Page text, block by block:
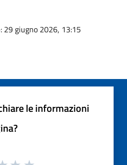
: 29 giugno 2026, 13:15
le informazioni